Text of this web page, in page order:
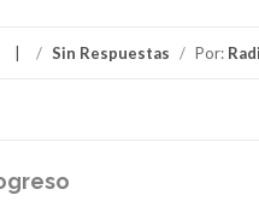
/ Sin Respuestas / Por: